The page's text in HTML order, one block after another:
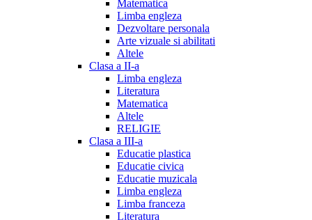
Matematica
Limba engleza
Dezvoltare personala
Arte vizuale si abilitati
Altele
Clasa a II-a
Limba engleza
Literatura
Matematica
Altele
RELIGIE
Clasa a III-a
Educatie plastica
Educatie civica
Educatie muzicala
Limba engleza
Limba franceza
Literatura